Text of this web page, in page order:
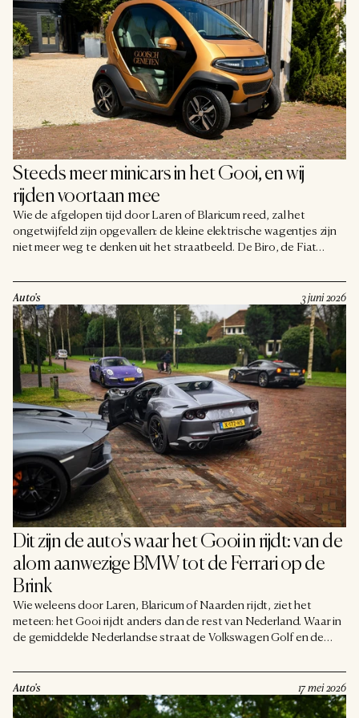
Steeds meer minicars in het Gooi, en wij
rijden voortaan mee
Wie de afgelopen tijd door Laren of Blaricum reed, zal het
ongetwijfeld zijn opgevallen: de kleine elektrische wagentjes zijn
niet meer weg te denken uit het straatbeeld. De Biro, de Fiat
en het zijn vooral de jongere Gooienaren die er graag in rijden.
Het Gooi blijkt zelfs de regio waar deze minicar het hardst aan
terrein wint.
Auto's 3 juni 2026
Dit zijn de auto's waar het Gooi in rijdt: van de
alom aanwezige BMW tot de Ferrari op de
Brink
Wie weleens door Laren, Blaricum of Naarden rijdt, ziet het
meteen: het Gooi rijdt anders dan de rest van Nederland. Waar in
de gemiddelde Nederlandse straat de Volkswagen Golf en de
rij premiummerken aan. Maar welke auto's rijden de Gooienaren
nou echt het vaakst? We deden een rondje langs het straatbeeld,
en checkten het bij de cijfers.
Auto's 17 mei 2026